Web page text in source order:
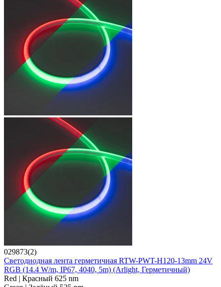
029873(2)
Светодиодная лента герметичная RTW-PWT-H120-13mm 24V
RGB (14.4 W/m, IP67, 4040, 5m) (Arlight, Герметичный)
Red | Красный 625 nm